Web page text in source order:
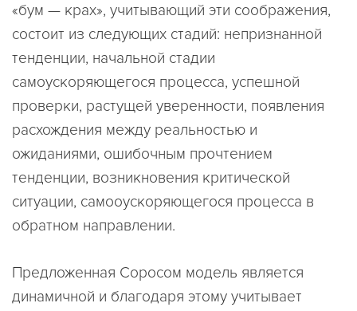
«бум — крах», учитывающий эти соображения,
состоит из следующих стадий: непризнанной
тенденции, начальной стадии
самоускоряющегося процесса, успешной
проверки, растущей уверенности, появления
расхождения между реальностью и
ожиданиями, ошибочным прочтением
тенденции, возникновения критической
ситуации, самооускоряющегося процесса в
обратном направлении.
Предложенная Соросом модель является
динамичной и благодаря этому учитывает